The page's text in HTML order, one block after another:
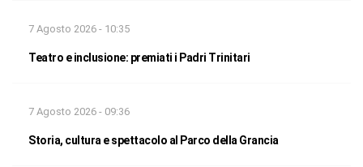
7 Agosto 2026 - 10:35
Teatro e inclusione: premiati i Padri Trinitari
7 Agosto 2026 - 09:36
Storia, cultura e spettacolo al Parco della Grancia